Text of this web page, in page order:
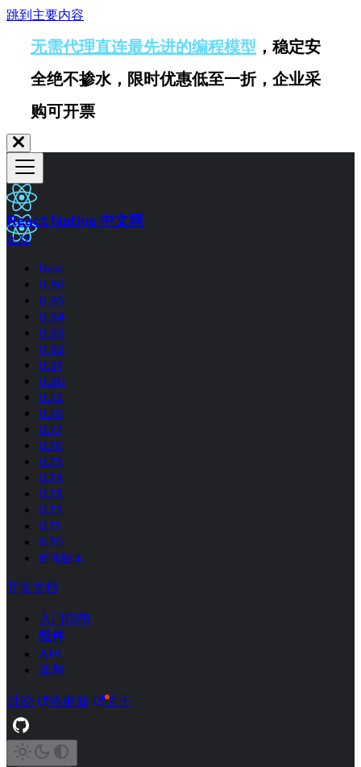
跳到主要内容
无需代理直连最先进的编程模型 ，稳定安
全绝不掺水，限时优惠低至一折，企业采
购可开票
React Native 中文网
0.72
Next
0.86
0.85
0.84
0.83
0.82
0.81
0.80
0.79
0.78
0.77
0.76
0.75
0.74
0.73
0.72
0.71
0.70
所有版本
开发文档
入门指南
组件
API
架构
讨论 热更新 关于